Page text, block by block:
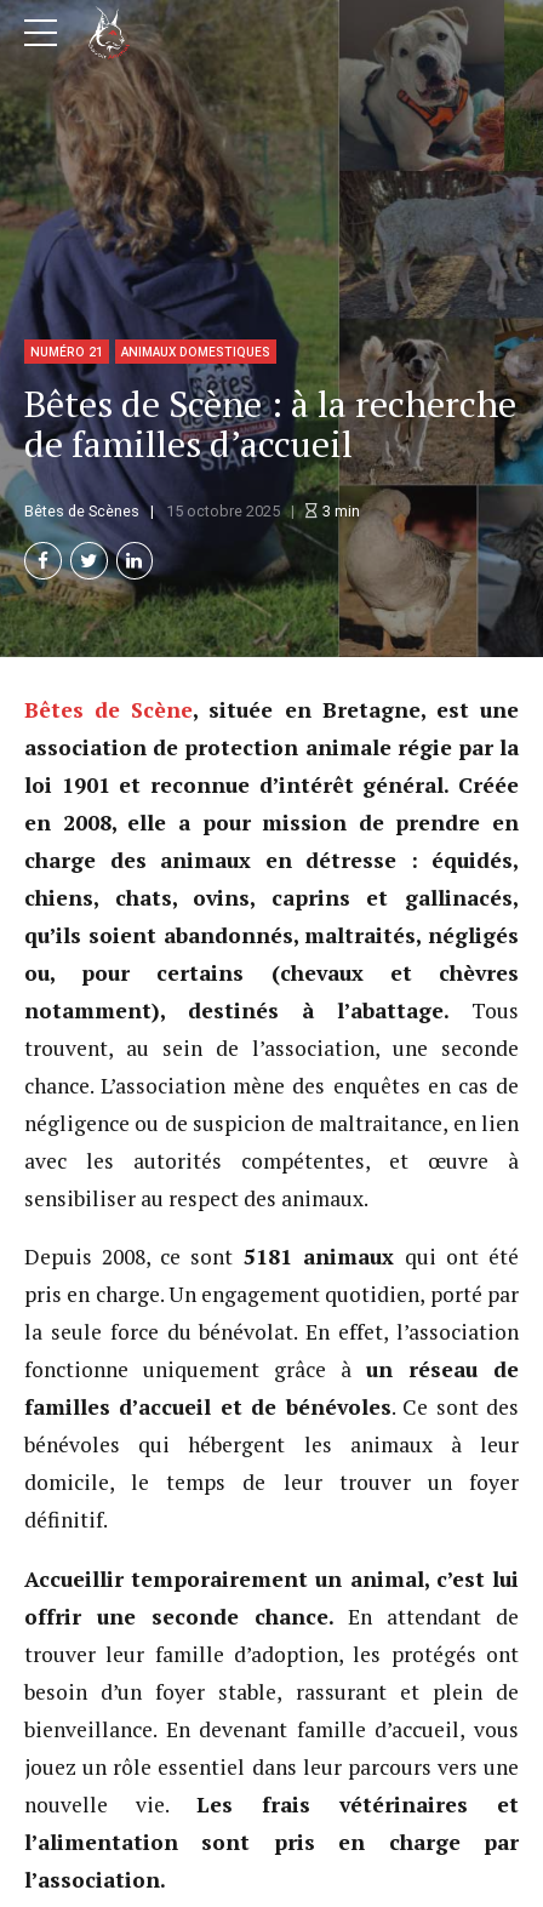
NUMÉRO 21 ANIMAUX DOMESTIQUES
Bêtes de Scène : à la recherche
de familles d’accueil
Bêtes de Scènes 15 octobre 2025 3 min
Bêtes de Scène, située en Bretagne, est une
association de protection animale régie par la
loi 1901 et reconnue d’intérêt général. Créée
en 2008, elle a pour mission de prendre en
charge des animaux en détresse : équidés,
chiens, chats, ovins, caprins et gallinacés,
qu’ils soient abandonnés, maltraités, négligés
ou, pour certains (chevaux et chèvres
notamment), destinés à l’abattage. Tous
trouvent, au sein de l’association, une seconde
chance. L’association mène des enquêtes en cas de
négligence ou de suspicion de maltraitance, en lien
avec les autorités compétentes, et œuvre à
sensibiliser au respect des animaux.
Depuis 2008, ce sont 5181 animaux qui ont été
pris en charge. Un engagement quotidien, porté par
la seule force du bénévolat. En effet, l’association
fonctionne uniquement grâce à un réseau de
familles d’accueil et de bénévoles. Ce sont des
bénévoles qui hébergent les animaux à leur
domicile, le temps de leur trouver un foyer
définitif.
Accueillir temporairement un animal, c’est lui
offrir une seconde chance.En attendant de
trouver leur famille d’adoption, les protégés ont
besoin d’un foyer stable, rassurant et plein de
bienveillance. En devenant famille d’accueil, vous
jouez un rôle essentiel dans leur parcours vers une
nouvelle vie. Les frais vétérinaires et
l’alimentation sont pris en charge par
l’association.